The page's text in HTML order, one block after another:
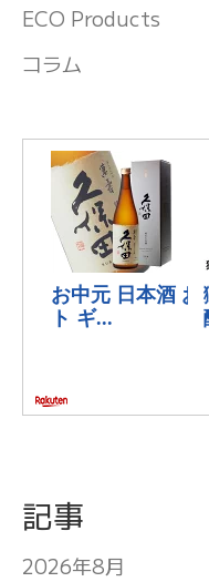
ECO Products
コラム
記事
2026年8月